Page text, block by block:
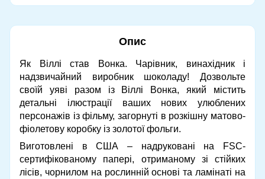
Опис
Як Віллі став Вонка. Чарівник, винахідник і
надзвичайний виробник шоколаду! Дозвольте
своїй уяві разом із Віллі Вонка, який містить
детальні ілюстрації ваших нових улюблених
персонажів із фільму, загорнуті в розкішну матово-
фіолетову коробку із золотої фольги.
Виготовлені в США – надруковані на FSC-
сертифікованому папері, отриманому зі стійких
лісів, чорнилом на рослинній основі та ламінаті на